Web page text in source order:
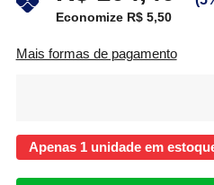
Economize R$ 5,50
Mais formas de pagamento
Apenas 1 unidade em